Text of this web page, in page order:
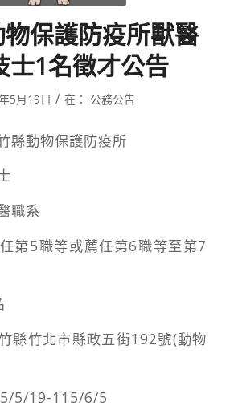
保護防疫所獸醫
士1名徵才公告
5月19日 / 在： 公務公告
縣動物保護防疫所
系
第5職等或薦任第6職等至第7
縣竹北市縣政五街192號(動物
5/19-115/6/5